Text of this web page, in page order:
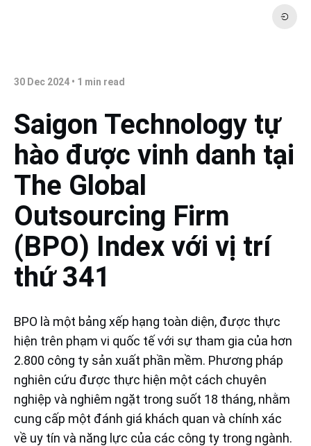
30 Dec 2024 • 1 min read
Saigon Technology tự
hào được vinh danh tại
The Global
Outsourcing Firm
(BPO) Index với vị trí
thứ 341
BPO là một bảng xếp hạng toàn diện, được thực
hiện trên phạm vi quốc tế với sự tham gia của hơn
2.800 công ty sản xuất phần mềm. Phương pháp
nghiên cứu được thực hiện một cách chuyên
nghiệp và nghiêm ngặt trong suốt 18 tháng, nhằm
cung cấp một đánh giá khách quan và chính xác
về uy tín và năng lực của các công ty trong ngành.